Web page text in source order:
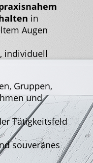
in
Augen
individuell
Gruppen,
und
Tätigkeitsfeld
souveränes